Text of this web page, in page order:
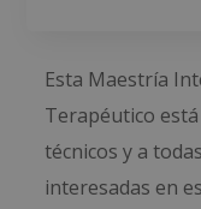
Esta Maestría
Terapéutico
técnicos y a
interesadas en